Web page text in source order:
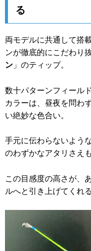
る
両モデルに共通して搭
ンが徹底的にこだわり
ン 」のティップ。
数十パターンフィール
カラーは、昼夜を問わ
い絶妙な色合い。
手元に伝わらないよう
のわずかなアタリさえ
この目感度の高さが、
ルへと引き上げてくれ